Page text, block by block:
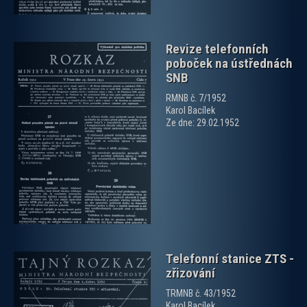
Revize telefonních
poboček na ústřednách
SNB
RMNB č. 7/1952
Karol Bacílek
Ze dne: 29.02.1952
Telefonní stanice ZTS -
zřizování
TRMNB č. 43/1952
zobrazit PDF dokument